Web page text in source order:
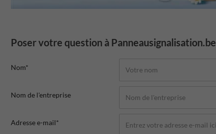
Poser votre question à Panneausignalisation.be
Nom*
Nom de l'entreprise
Adresse e-mail*